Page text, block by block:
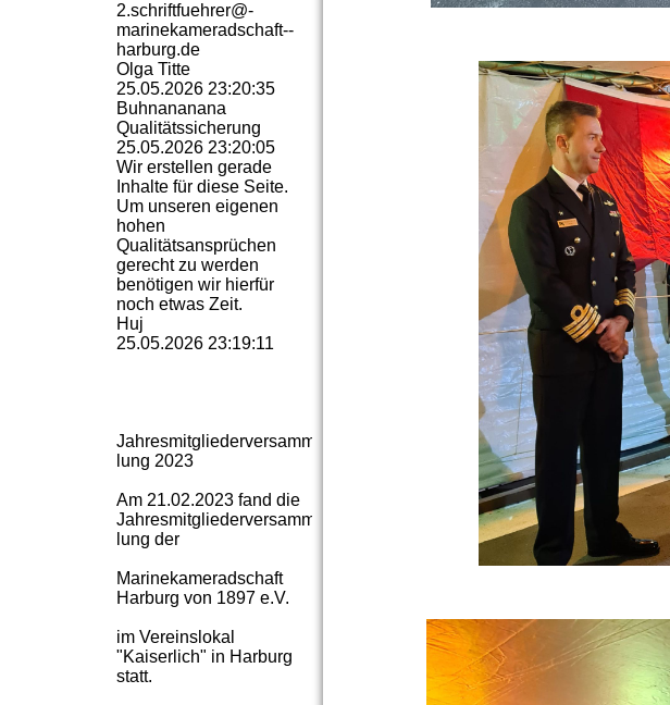
2.­schriftfuehrer@­
marinekameradschaft-­
harburg.­de
Olga Titte
25.05.2026 23:20:35
Buhnananana
Qualitätssicherung
25.05.2026 23:20:05
Wir erstellen gerade
Inhalte für diese Seite.
Um unseren eigenen
hohen
Qualitätsansprüchen
gerecht zu werden
benötigen wir hierfür
noch etwas Zeit.
Huj
25.05.2026 23:19:11
Jahresmitgliederversamm­
lung 2023
Am 21.02.2023 fand die
Jahresmitgliederversamm­
lung der
Marinekameradschaft
Harburg von 1897 e.V.
im Vereinslokal
"Kaiserlich" in Harburg
statt.